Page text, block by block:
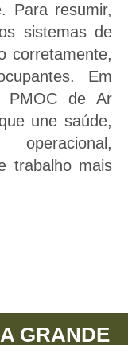
Para resumir,
sistemas de
corretamente,
Em
PMOC de Ar
une saúde,
trabalho mais
GRANDE